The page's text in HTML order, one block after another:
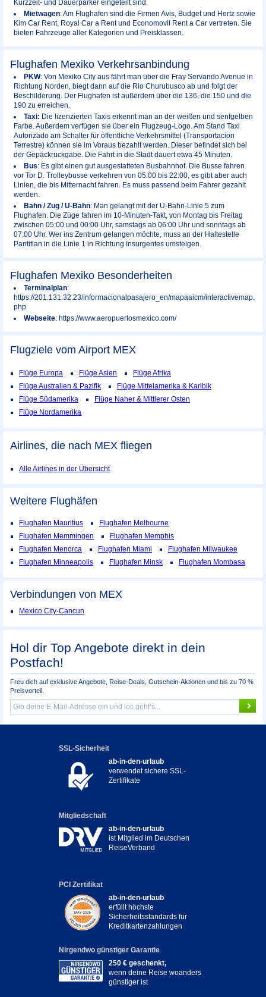
Kurzzeit- und Dauerparker eingeteilt sind.
Mietwagen: Am Flughafen sind die Firmen Avis, Budget und Hertz sowie
Kim Car Rent, Royal Car a Rent und Economovil Rent a Car vertreten. Sie
bieten Fahrzeuge aller Kategorien und Preisklassen.
Flughafen Mexiko Verkehrsanbindung
PKW: Von Mexiko City aus fährt man über die Fray Servando Avenue in
Richtung Norden, biegt dann auf die Rio Churubusco ab und folgt der
Beschilderung. Der Flughafen ist außerdem über die 136, die 150 und die
190 zu erreichen.
Taxi: Die lizenzierten Taxis erkennt man an der weißen und senfgelben
Farbe. Außerdem verfügen sie über ein Flugzeug-Logo. Am Stand Taxi
Autorizado am Schalter für öffentliche Verkehrsmittel (Transportacion
Terrestre) können sie im Voraus bezahlt werden. Dieser befindet sich bei
der Gepäckrückgabe. Die Fahrt in die Stadt dauert etwa 45 Minuten.
Bus: Es gibt einen gut ausgestatteten Busbahnhof. Die Busse fahren
vor Tor D. Trolleybusse verkehren von 05:00 bis 22:00, es gibt aber auch
Linien, die bis Mitternacht fahren. Es muss passend beim Fahrer gezahlt
werden.
Bahn / Zug / U-Bahn: Man gelangt mit der U-Bahn-Linie 5 zum
Flughafen. Die Züge fahren im 10-Minuten-Takt, von Montag bis Freitag
zwischen 05:00 und 00:00 Uhr, samstags ab 06:00 Uhr und sonntags ab
07:00 Uhr. Wer ins Zentrum gelangen möchte, muss an der Haltestelle
Pantitlan in die Linie 1 in Richtung Insurgentes umsteigen.
Flughafen Mexiko Besonderheiten
Terminalplan:
https://201.131.32.23/informacionalpasajero_en/mapaaicm/interactivemap.
php
Webseite: https://www.aeropuertosmexico.com/
Flugziele vom Airport MEX
Flüge Europa Flüge Asien
Flüge Afrika
Flüge Australien & Pazifik
Flüge Mittelamerika & Karibik
Flüge Südamerika
Flüge Naher & Mittlerer Osten
Flüge Nordamerika
Airlines, die nach MEX fliegen
Alle Airlines in der Übersicht
Weitere Flughäfen
Flughafen Mauritius
Flughafen Melbourne
Flughafen Memmingen
Flughafen Memphis
Flughafen Menorca
Flughafen Miami
Flughafen Milwaukee
Flughafen Minneapolis
Flughafen Minsk Flughafen Mombasa
Verbindungen von MEX
Mexico City-Cancun
Hol dir Top Angebote direkt in dein
Postfach!
Freu dich auf exklusive Angebote, Reise-Deals, Gutschein-Aktionen und bis zu 70 %
Preisvorteil.
SSL-Sicherheit
ab-in-den-urlaub
verwendet sichere SSL-
Zertifikate
Mitgliedschaft
ab-in-den-urlaub
ist Mitglied im Deutschen
ReiseVerband
PCI Zertifikat
ab-in-den-urlaub
erfüllt höchste
Sicherheitsstandards für
Kreditkartenzahlungen
Nirgendwo günstiger Garantie
250 € geschenkt,
wenn deine Reise woanders
günstiger ist